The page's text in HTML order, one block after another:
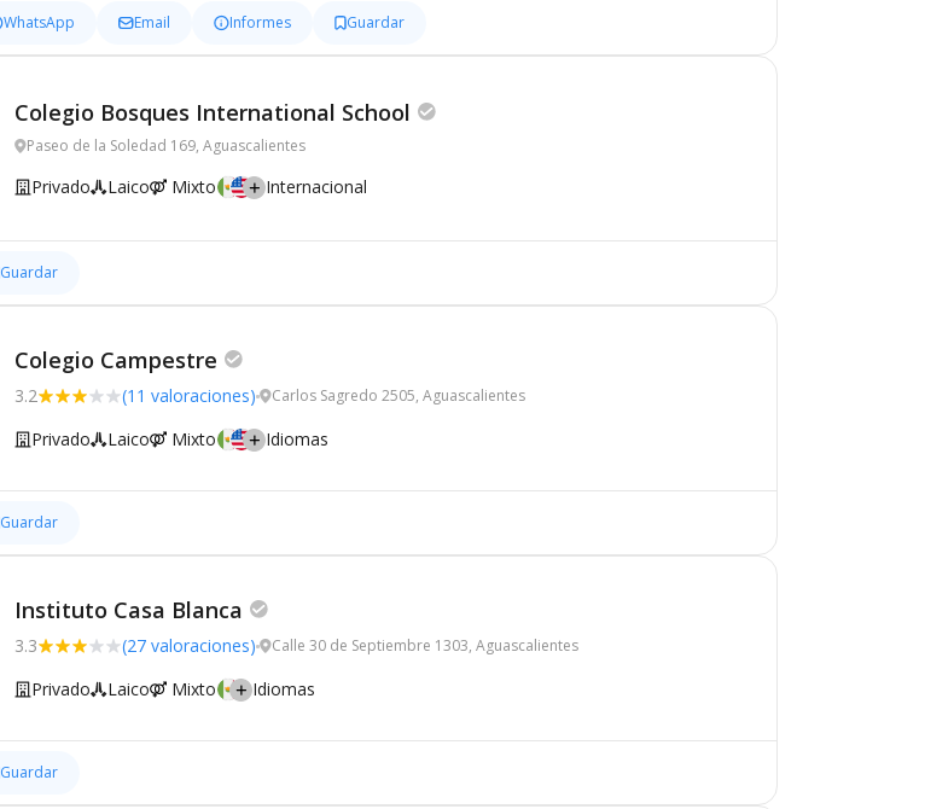
WhatsApp Email Informes Guardar
Colegio Bosques International School
Paseo de la Soledad 169, Aguascalientes
Privado Laico Mixto Internacional
Guardar
Colegio Campestre
3.2 (11 valoraciones) Carlos Sagredo 2505, Aguascalientes
Privado Laico Mixto Idiomas
Guardar
Instituto Casa Blanca
3.3 (27 valoraciones) Calle 30 de Septiembre 1303, Aguascalientes
Privado Laico Mixto Idiomas
Guardar